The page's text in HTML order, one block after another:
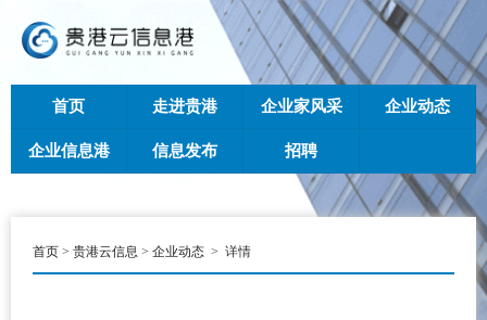
首页 走进贵港 企业家风采 企业动态
企业信息港 信息发布 招聘
首页 > 贵港云信息 > 企业动态 > 详情